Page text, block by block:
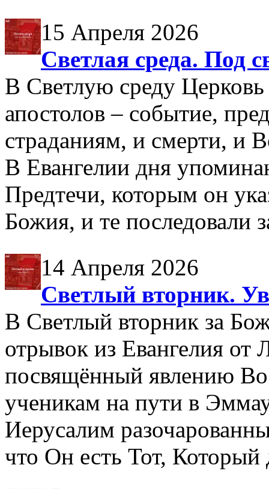
15 Апреля 2026
Светлая среда. Под
В Светлую среду
апостолов – событие,
страданиям, и смерти, и
В Евангелии дня
Предтечи, которым он
Божия, и те последовали
14 Апреля 2026
Светлый вторник.
В Светлый вторник за
отрывок из Евангелия
посвящённый явлению
ученикам на пути в
Иерусалим
что Он есть Тот, Который